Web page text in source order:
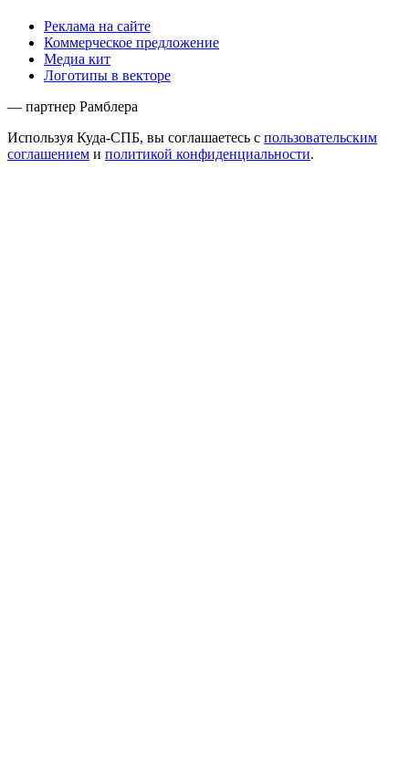
Реклама на сайте
Коммерческое предложение
Медиа кит
Логотипы в векторе
— партнер Рамблера
Используя Куда-СПБ, вы соглашаетесь с пользовательским
соглашением и политикой конфиденциальности.